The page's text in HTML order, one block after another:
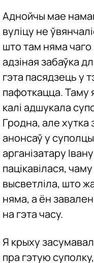
Аднойчы мае
вуліцу не
што там няма чаго
адзіная забаўка
гэта пасядзець у
пафоткацца. Таму
калі адшукала
Гродна, але хутка
анонсаў у
арганізатару
пацікавілася,
высветліла, што
няма, а ён
на гэта часу.
Я крыху
пра гэтую